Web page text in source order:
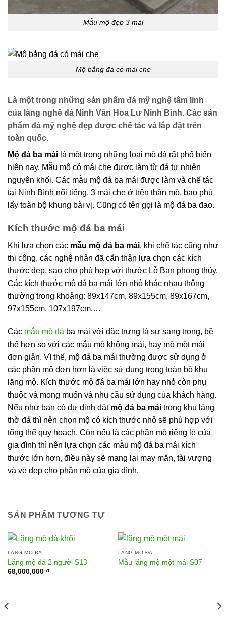
Mẫu mộ đẹp 3 mái
Mộ bằng đá có mái che
Là một trong những sản phẩm đá mỹ nghệ tâm linh
của làng nghề đá Ninh Vân Hoa Lư Ninh Bình. Các sản
phẩm đá mỹ nghệ đẹp được chế tác và lắp đặt trên
toàn quốc.
Mộ đá ba mái là một trong những loại mộ đá rất phổ biến
hiện nay. Mẫu mộ có mái che được làm từ đá tự nhiên
nguyên khối. Các mẫu mộ đá ba mái được làm và chế tác
tại Ninh Bình nổi tiếng. 3 mái che ở trên thân mộ, bao phủ
lấy toàn bộ khung bài vị. Cũng có tên gọi là mộ đá ba đao.
Kích thước mộ đá ba mái
Khi lựa chọn các mẫu mộ đá ba mái, khi chế tác cũng như
thi công, các nghệ nhân đã cẩn thận lựa chọn các kích
thước đẹp, sao cho phù hợp với thước Lỗ Ban phong thủy.
Các kích thước mộ đá ba mái lớn nhỏ khác nhau thông
thường trong khoảng: 89x147cm, 89x155cm, 89x167cm,
97x155cm, 107x197cm,…
Các mẫu mộ đá ba mái với đặc trưng là sự sang trọng, bề
thế hơn so với các mẫu mộ không mái, hay mộ một mái
đơn giản. Vì thế, mộ đá ba mái thường được sử dụng ở
các phần mộ đơn hơn là việc sử dụng trong toàn bộ khu
lăng mộ. Kích thước mộ đá ba mái lớn hay nhỏ còn phụ
thuộc và mong muốn và nhu cầu sử dụng của khách hàng.
Nếu như bạn có dự định đặt mộ đá ba mái trong khu lăng
thờ đá thì nên chọn mộ có kích thước nhỏ sẽ phù hợp với
tổng thể quy hoạch. Còn nếu là các phần mộ riêng lẻ của
gia đình thì nên lựa chọn các mẫu mộ đá ba mái kích
thước lớn hơn, điều này sẽ mang lại may mắn, tài vượng
và vẻ đẹp cho phần mộ của gia đình.
SẢN PHẨM TƯƠNG TỰ
LĂNG MỘ ĐÁ
Lăng mộ đá 2 người S13
68,000,000 ₫
LĂNG MỘ ĐÁ
Mẫu lăng mộ một mái S07